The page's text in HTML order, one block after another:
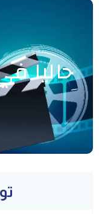
حاليا